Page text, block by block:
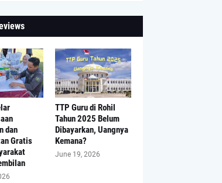
dan
Gratis
TTP Guru di Rohil
Tahun 2025 Belum
Dibayarkan, Uangnya
Kemana?
June 19, 2026